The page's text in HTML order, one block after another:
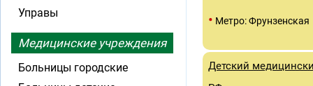
• Метро: Фрунзенская
Детский
Управы
Медицинские учреждения
Больницы городские